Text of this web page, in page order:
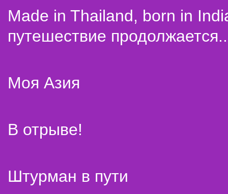
Made in Thailand, born in
путешествие
Моя Азия
В отрыве!
Штурман в пути